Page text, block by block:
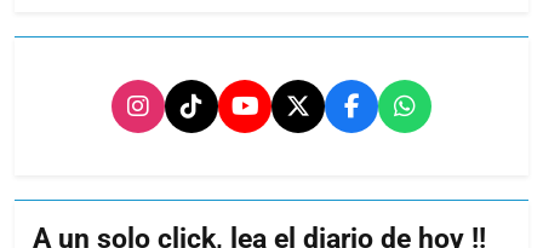
A un solo click, lea el diario de hoy !!